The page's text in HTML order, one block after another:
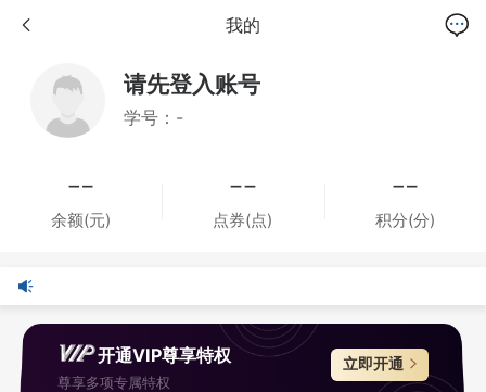
我的
请先登入账号
学号：-
余额(元) 点券(点) 积分(分)
开通VIP尊享特权
尊享多项专属特权
立即开通